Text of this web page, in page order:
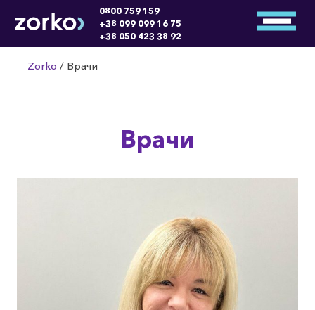
0800 759 159
+38 099 099 16 75
+38 050 423 38 92
Zorko / Врачи
Врачи